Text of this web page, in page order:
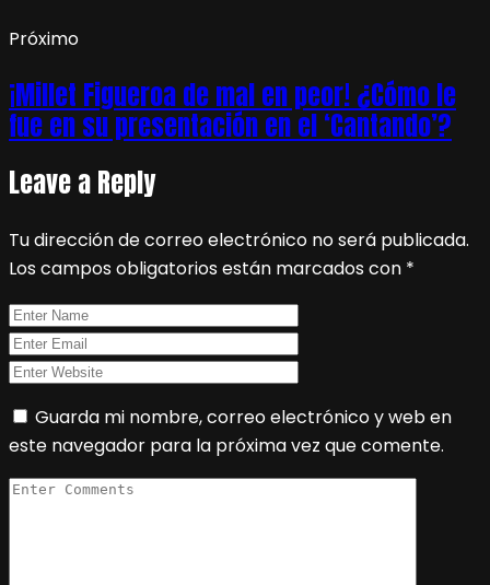
Próximo
¡Millet Figueroa de mal en peor! ¿Cómo le
fue en su presentación en el ‘Cantando’?
Leave a Reply
Tu dirección de correo electrónico no será publicada.
Los campos obligatorios están marcados con *
Guarda mi nombre, correo electrónico y web en
este navegador para la próxima vez que comente.